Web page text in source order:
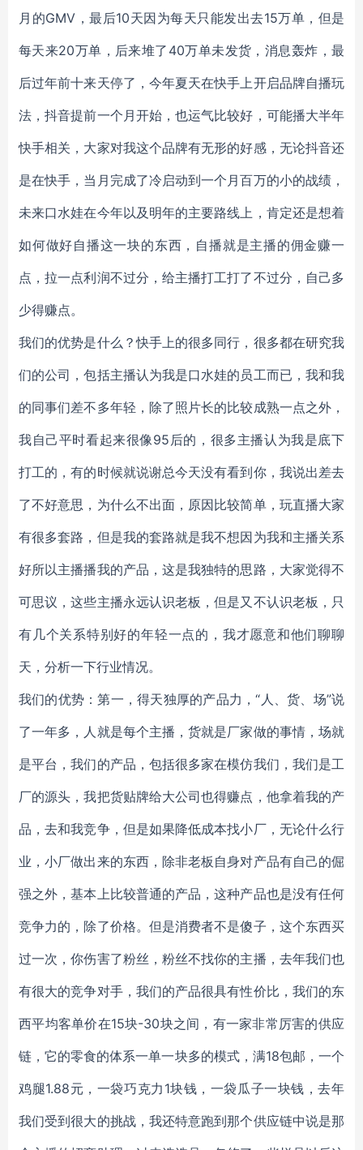
月的GMV，最后10天因为每天只能发出去15万单，但是
每天来20万单，后来堆了40万单未发货，消息轰炸，最
后过年前十来天停了，今年夏天在快手上开启品牌自播玩
法，抖音提前一个月开始，也运气比较好，可能播大半年
快手相关，大家对我这个品牌有无形的好感，无论抖音还
是在快手，当月完成了冷启动到一个月百万的小的战绩，
未来口水娃在今年以及明年的主要路线上，肯定还是想着
如何做好自播这一块的东西，自播就是主播的佣金赚一
点，拉一点利润不过分，给主播打工打了不过分，自己多
少得赚点。
我们的优势是什么？快手上的很多同行，很多都在研究我
们的公司，包括主播认为我是口水娃的员工而已，我和我
的同事们差不多年轻，除了照片长的比较成熟一点之外，
我自己平时看起来很像95后的，很多主播认为我是底下
打工的，有的时候就说谢总今天没有看到你，我说出差去
了不好意思，为什么不出面，原因比较简单，玩直播大家
有很多套路，但是我的套路就是我不想因为我和主播关系
好所以主播播我的产品，这是我独特的思路，大家觉得不
可思议，这些主播永远认识老板，但是又不认识老板，只
有几个关系特别好的年轻一点的，我才愿意和他们聊聊
天，分析一下行业情况。
我们的优势：第一，得天独厚的产品力，“人、货、场”说
了一年多，人就是每个主播，货就是厂家做的事情，场就
是平台，我们的产品，包括很多家在模仿我们，我们是工
厂的源头，我把货贴牌给大公司也得赚点，他拿着我的产
品，去和我竞争，但是如果降低成本找小厂，无论什么行
业，小厂做出来的东西，除非老板自身对产品有自己的倔
强之外，基本上比较普通的产品，这种产品也是没有任何
竞争力的，除了价格。但是消费者不是傻子，这个东西买
过一次，你伤害了粉丝，粉丝不找你的主播，去年我们也
有很大的竞争对手，我们的产品很具有性价比，我们的东
西平均客单价在15块-30块之间，有一家非常厉害的供应
链，它的零食的体系一单一块多的模式，满18包邮，一个
鸡腿1.88元，一袋巧克力1块钱，一袋瓜子一块钱，去年
我们受到很大的挑战，我还特意跑到那个供应链中说是那